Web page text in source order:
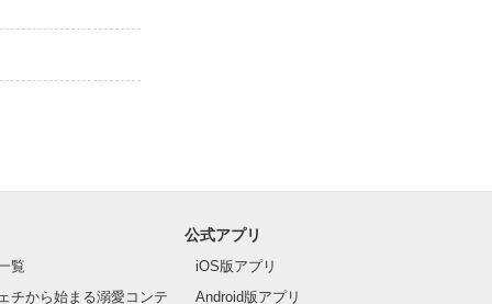
覧
チから始まる溺愛コンテ
公式アプリ
iOS版アプリ
Android版アプリ